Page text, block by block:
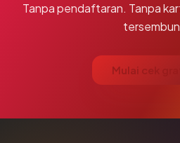
Tanpa pendaftaran. Tanpa
Mulai cek